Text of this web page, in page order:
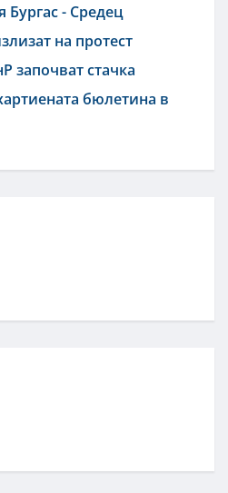
Бургас - Средец
на протест
започват стачка
бюлетина в